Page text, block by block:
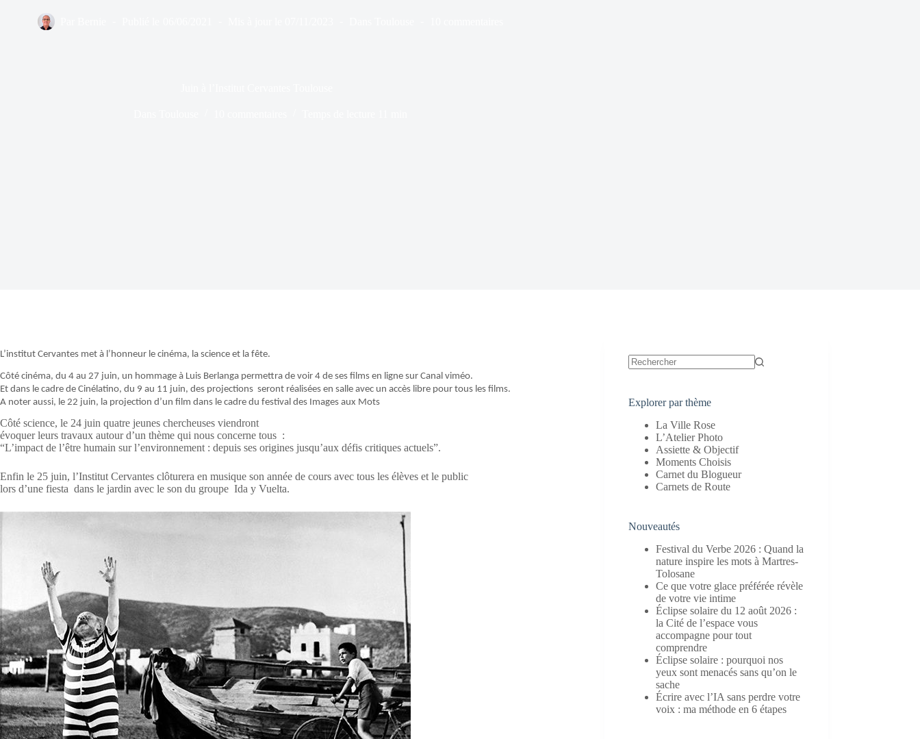
L’institut Cervantes met à l’honneur le cinéma, la science et la fête.
Côté cinéma, du 4 au 27 juin, un hommage à Luis Berlanga permettra de voir 4 de ses films en ligne sur Canal viméo.
Et dans le cadre de Cinélatino, du 9 au 11 juin, des projections seront réalisées en salle avec un accès libre pour tous les films.
A noter aussi, le 22 juin, la projection d’un film dans le cadre du festival des Images aux Mots
Côté science, le 24 juin quatre jeunes chercheuses viendront
évoquer leurs travaux autour d’un thème qui nous concerne tous :
“L’impact de l’être humain sur l’environnement : depuis ses origines jusqu’aux défis critiques actuels”.
Enfin le 25 juin, l’Institut Cervantes clôturera en musique son année de cours avec tous les élèves et le public
lors d’une fiesta dans le jardin avec le son du groupe Ida y Vuelta.
Explorer par thème
La Ville Rose
L’Atelier Photo
Assiette & Objectif
Moments Choisis
Carnet du Blogueur
Carnets de Route
Nouveautés
Festival du Verbe 2026 : Quand la
nature inspire les mots à Martres-
Tolosane
Ce que votre glace préférée révèle
de votre vie intime
Éclipse solaire du 12 août 2026 :
la Cité de l’espace vous
accompagne pour tout
comprendre
Éclipse solaire : pourquoi nos
yeux sont menacés sans qu’on le
sache
Écrire avec l’IA sans perdre votre
voix : ma méthode en 6 étapes